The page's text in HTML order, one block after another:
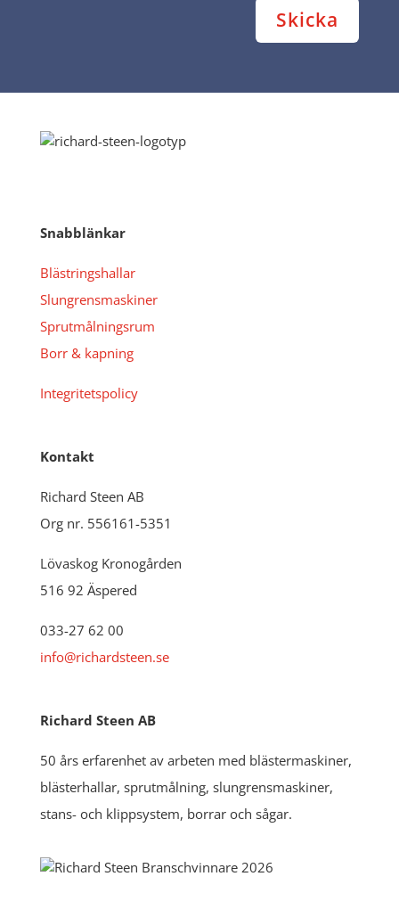
Skicka
Snabblänkar
Blästringshallar
Slungrensmaskiner
Sprutmålningsrum
Borr & kapning
Integritetspolicy
Kontakt
Richard Steen AB
Org nr. 556161-5351
Lövaskog Kronogården
516 92 Äspered
033-27 62 00
info@richardsteen.se
Richard Steen AB
50 års erfarenhet av arbeten med blästermaskiner,
blästerhallar, sprutmålning, slungrensmaskiner,
stans- och klippsystem, borrar och sågar.